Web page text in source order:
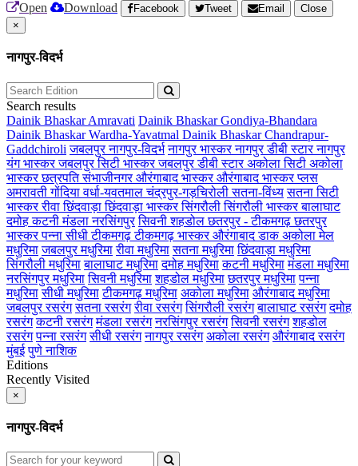
Open Download Facebook Tweet Email
Close
×
नागपुर-विदर्भ
Search results
Dainik Bhaskar Amravati Dainik Bhaskar Gondiya-Bhandara
Dainik Bhaskar Wardha-Yavatmal Dainik Bhaskar Chandrapur-
Gaddchiroli जबलपुरनागपुर-विदर्भ नागपुर भास्करनागपुर डीबी स्टारनागपुर
यंग भास्करजबलपुर सिटी भास्करजबलपुर डीबी स्टारअकोला सिटी अकोला
भास्करछत्रपति संभाजीनगरऔरंगाबाद भास्करऔरंगाबाद भास्कर प्लस
अमरावतीगोंदियावर्धा-यवतमालचंद्रपुर-गड़चिरोलीसतना-विंध्य सतना सिटी
भास्कररीवाछिंदवाड़ाछिंदवाड़ा भास्करसिंगरौलीसिंगरौली भास्करबालाघाट
दमोहकटनीमंडलानरसिंगपुर सिवनीशहडोलछतरपुर - टीकमगढ़छतरपुर
भास्करपन्नासीधीटीकमगढ़टीकमगढ़ भास्करऔरंगाबाद डाकअकोला मेल
मधुरिमा जबलपुर मधुरिमा रीवा मधुरिमा सतना मधुरिमा छिंदवाड़ा मधुरिमा
सिंगरौली मधुरिमा बालाघाट मधुरिमा दमोह मधुरिमा कटनी मधुरिमा मंडला मधुरिमा
नरसिंगपुर मधुरिमा सिवनी मधुरिमा शहडोल मधुरिमा छतरपुर मधुरिमा पन्ना
मधुरिमा सीधी मधुरिमा टीकमगढ़ मधुरिमा अकोला मधुरिमा औरंगाबाद मधुरिमा
जबलपुर रसरंग सतना रसरंग रीवा रसरंग सिंगरौली रसरंग बालाघाट रसरंग दमोह
रसरंग कटनी रसरंग मंडला रसरंग नरसिंगपुर रसरंग सिवनी रसरंग शहडोल
रसरंग पन्ना रसरंग सीधी रसरंग नागपुर रसरंग अकोला रसरंग औरंगाबाद रसरंग
मुंबई पुणेनाशिक
Editions
Recently Visited
×
नागपुर-विदर्भ